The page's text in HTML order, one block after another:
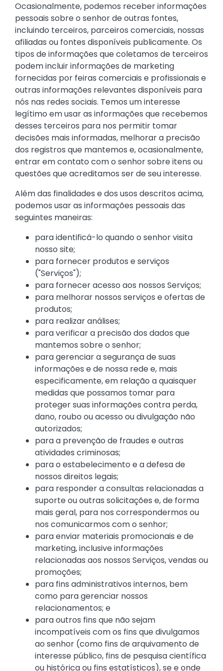
Ocasionalmente, podemos receber informações
pessoais sobre o senhor de outras fontes,
incluindo terceiros, parceiros comerciais, nossas
afiliadas ou fontes disponíveis publicamente. Os
tipos de informações que coletamos de terceiros
podem incluir informações de marketing
fornecidas por feiras comerciais e profissionais e
outras informações relevantes disponíveis para
nós nas redes sociais. Temos um interesse
legítimo em usar as informações que recebemos
desses terceiros para nos permitir tomar
decisões mais informadas, melhorar a precisão
dos registros que mantemos e, ocasionalmente,
entrar em contato com o senhor sobre itens ou
questões que acreditamos ser de seu interesse.
Além das finalidades e dos usos descritos acima,
podemos usar as informações pessoais das
seguintes maneiras:
para identificá-lo quando o senhor visita
nosso site;
para fornecer produtos e serviços
("Serviços");
para fornecer acesso aos nossos Serviços;
para melhorar nossos serviços e ofertas de
produtos;
para realizar análises;
para verificar a precisão dos dados que
mantemos sobre o senhor;
para gerenciar a segurança de suas
informações e de nossa rede e, mais
especificamente, em relação a quaisquer
medidas que possamos tomar para
proteger suas informações contra perda,
dano, roubo ou acesso ou divulgação não
autorizados;
para a prevenção de fraudes e outras
atividades criminosas;
para o estabelecimento e a defesa de
nossos direitos legais;
para responder a consultas relacionadas a
suporte ou outras solicitações e, de forma
mais geral, para nos correspondermos ou
nos comunicarmos com o senhor;
para enviar materiais promocionais e de
marketing, inclusive informações
relacionadas aos nossos Serviços, vendas ou
promoções;
para fins administrativos internos, bem
como para gerenciar nossos
relacionamentos; e
para outros fins que não sejam
incompatíveis com os fins que divulgamos
ao senhor (como fins de arquivamento de
interesse público, fins de pesquisa científica
ou histórica ou fins estatísticos), se e onde